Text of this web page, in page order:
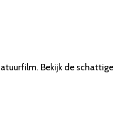
Bekijk de schattige